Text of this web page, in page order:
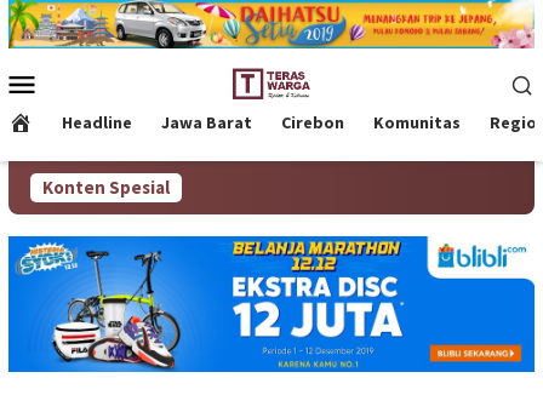
Loncat
ke
Mobile
Headline Jawa Barat Cirebon Komunitas
Konten Spesial